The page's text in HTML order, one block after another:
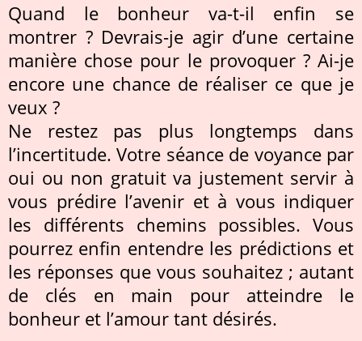
Quand le bonheur va-t-il enfin se
montrer ? Devrais-je agir d’une certaine
manière chose pour le provoquer ? Ai-je
encore une chance de réaliser ce que je
veux ?
Ne restez pas plus longtemps dans
l’incertitude. Votre séance de voyance par
oui ou non gratuit va justement servir à
vous prédire l’avenir et à vous indiquer
les différents chemins possibles. Vous
pourrez enfin entendre les prédictions et
les réponses que vous souhaitez ; autant
de clés en main pour atteindre le
bonheur et l’amour tant désirés.